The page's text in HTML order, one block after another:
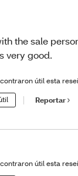
the sale
very good.
útil esta
Reportar
útil esta